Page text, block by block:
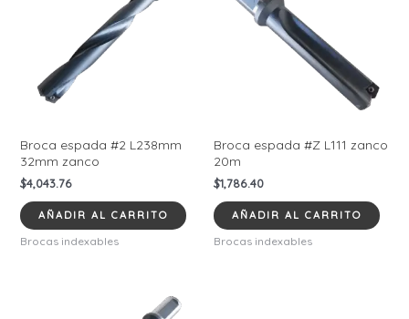
Broca espada #2 L238mm
32mm zanco
$4,043.76
AÑADIR AL CARRITO
Brocas indexables
Broca espada #Z L111 zanco
20m
$1,786.40
AÑADIR AL CARRITO
Brocas indexables